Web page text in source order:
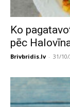
Ko
pēc
Brivbridis.lv - 31/